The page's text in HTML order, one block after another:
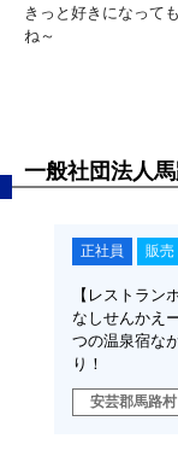
きっと好きになって
ね～
一般社団法人
正社員 販売
【レストラン
なしせんかえ
つの温泉宿な
り！
安芸郡馬路村